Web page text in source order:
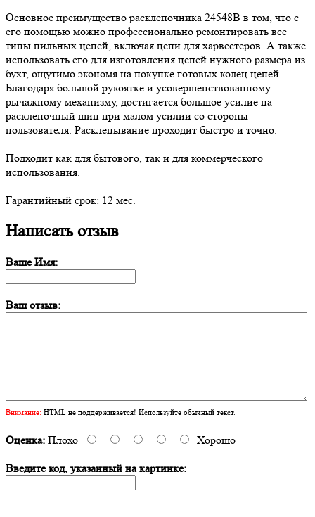
Основное преимущество расклепочника 24548B в том, что с
его помощью можно профессионально ремонтировать все
типы пильных цепей, включая цепи для харвестеров. А также
использовать его для изготовления цепей нужного размера из
бухт, ощутимо экономя на покупке готовых колец цепей.
Благодаря большой рукоятке и усовершенствованному
рычажному механизму, достигается большое усилие на
расклепочный шип при малом усилии со стороны
пользователя. Расклепывание проходит быстро и точно.
Подходит как для бытового, так и для коммерческого
использования.
Гарантийный срок: 12 мес.
Написать отзыв
Ваше Имя:
Ваш отзыв:
Внимание: HTML не поддерживается! Используйте обычный текст.
Оценка: Плохо Хорошо
Введите код, указанный на картинке: